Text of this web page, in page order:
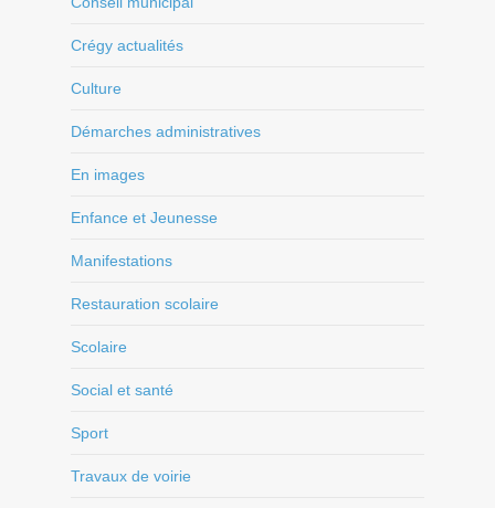
Crégy actualités
Culture
Démarches administratives
En images
Enfance et Jeunesse
Manifestations
Restauration scolaire
Scolaire
Social et santé
Sport
Travaux de voirie